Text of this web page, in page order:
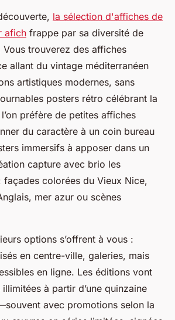
la sélection d'affiches de
afich frappe par sa diversité de
trouverez des affiches
allant du vintage méditerranéen
artistiques modernes, sans
posters rétro célébrant la
l’on préfère de petites affiches
du caractère à un coin bureau
immersifs à apposer dans un
capture avec brio les
façades colorées du Vieux Nice,
mer azur ou scènes
options s’offrent à vous :
en centre-ville, galeries, mais
en ligne. Les éditions vont
à partir d’une quinzaine
avec promotions selon la